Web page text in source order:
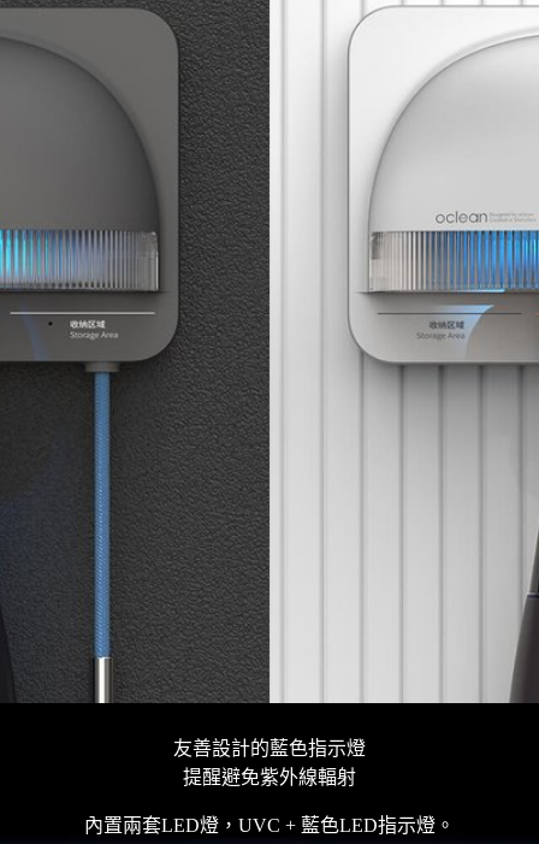
友善設計的藍色指示燈
提醒避免紫外線輻射
內置兩套LED燈，UVC + 藍色LED指示燈。